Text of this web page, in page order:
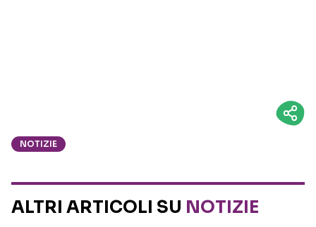
NOTIZIE
ALTRI ARTICOLI SU NOTIZIE